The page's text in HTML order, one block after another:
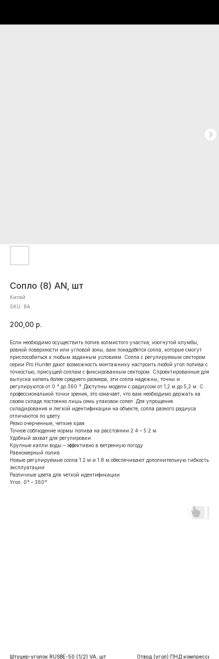
Сопло (8) AN, шт
Китай
SKU: 8А
200,00 р.
Если необходимо осуществить полив холмистого участка, изогнутой клумбы,
ровной поверхности или угловой зоны, вам понадобятся сопла, которые смогут
приспособиться к любым заданным условиям. Сопла с регулируемым сектором
серии Pro Hunter дают возможность монтажнику настроить любой угол полива с
точностью, присущей соплам с фиксированным сектором. Спроектированные для
выпуска капель более среднего размера, эти сопла надежны, точны и
регулируются от 0 ° до 360 °. Доступны модели с радиусом от 1,2 м до 5,2 м. С
профессиональной точки зрения, это означает, что вам необходимо держать на
своем складе постоянно лишь семь упаковок сопел. Для упрощения
складирования и легкой идентификации на объекте, сопла разного радиуса
отличаются по цвету.
Резко очерченные, четкие края
Точное соблюдение нормы полива на расстоянии 2.4 – 5.2 м
Удобный захват для регулировки
Крупные капли воды – эффективно в ветренную погоду
Равномерный полив
Новые регулируемые сопла 1.2 м и 1.8 м обеспечивают дополнительную гибкость
эксплуатации
Различные цвета для четкой идентификации
Угол: 0° – 360°
Штуцер-уголок RUSBE-50 (1/2) VA, шт Отвод (угол) ПНД